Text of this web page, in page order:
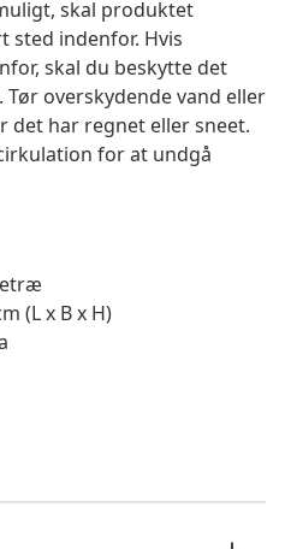
skal produktet
sted indenfor. Hvis
skal du beskytte det
overskydende vand eller
det har regnet eller sneet.
for at undgå
(L x B x H)